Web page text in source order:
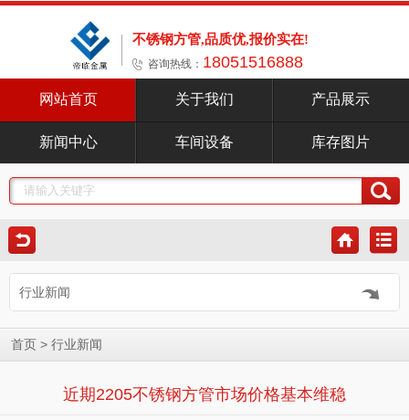
不锈钢方管,品质优,报价实在!
咨询热线： 18051516888
网站首页 关于我们 产品展示
新闻中心 车间设备 库存图片
行业新闻
首页 > 行业新闻
近期2205不锈钢方管市场价格基本维稳